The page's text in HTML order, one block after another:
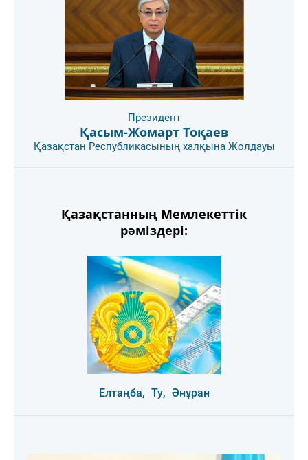
Президент
Қасым-Жомарт Тоқаев
Қазақстан Республикасының халқына Жолдауы
Қазақстанның Мемлекеттік
рәміздері:
Елтаңба, Ту, Әнұран